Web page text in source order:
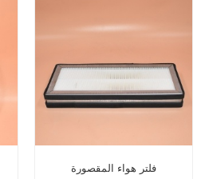
فلتر هواء المقصورة